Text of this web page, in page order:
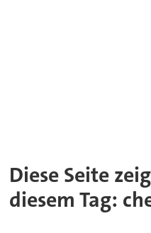
Diese Seite
diesem Tag: